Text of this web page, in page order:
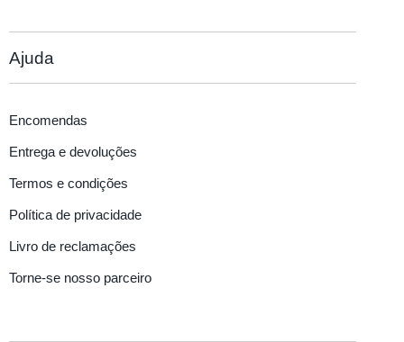
Ajuda
Encomendas
Entrega e devoluções
Termos e condições
Política de privacidade
Livro de reclamações
Torne-se nosso parceiro